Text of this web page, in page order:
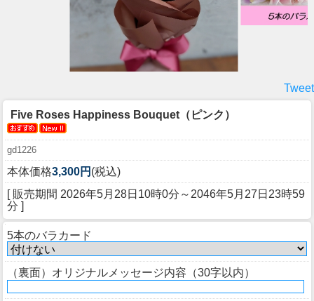
Tweet
Five Roses Happiness Bouquet（ピンク）
gd1226
本体価格3,300円 (税込)
[ 販売期間 2026年5月28日10時0分 ～ 2046年5月27日23時59
分 ]
5本のバラカード
（裏面）オリジナルメッセージ内容（30字以内）